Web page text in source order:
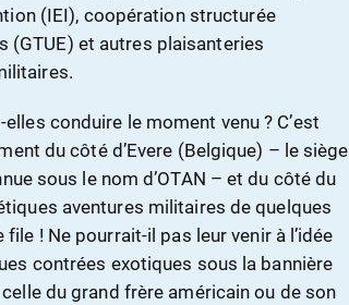
(IEI), coopération structurée
(GTUE) et autres plaisanteries
conduire le moment venu ? C’est
du côté d’Evere (Belgique) – le siège
sous le nom d’OTAN – et du côté du
aventures militaires de quelques
! Ne pourrait-il pas leur venir à l’idée
contrées exotiques sous la bannière
du grand frère américain ou de son